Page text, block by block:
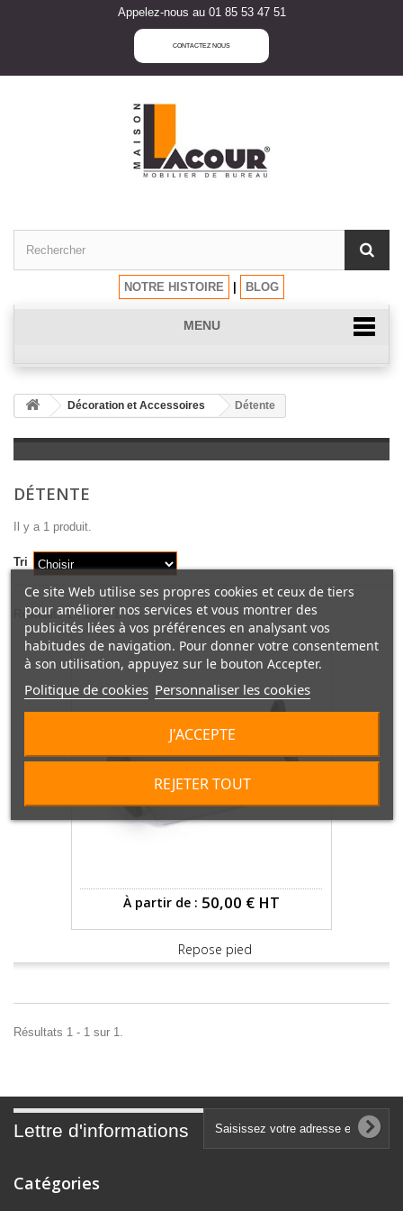
Appelez-nous au 01 85 53 47 51
CONTACTEZ NOUS
NOTRE HISTOIRE BLOG
MENU
Décoration et Accessoires Détente
DÉTENTE
Il y a 1 produit.
Tri Choisir
Résultats 1 - 1 sur 1.
À partir de : 50,00 € HT
Repose pied
Résultats 1 - 1 sur 1.
Lettre d'informations
Catégories
Ce site Web utilise ses propres cookies et ceux de tiers
pour améliorer nos services et vous montrer des
publicités liées à vos préférences en analysant vos
habitudes de navigation. Pour donner votre consentement
à son utilisation, appuyez sur le bouton Accepter.
Politique de cookies Personnaliser les cookies
REJETER TOUT
J'ACCEPTE